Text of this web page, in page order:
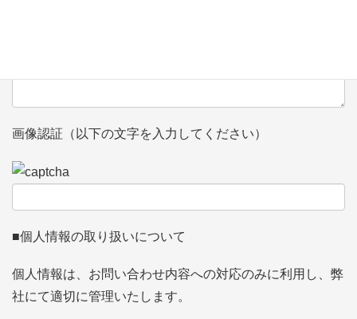
画像認証（以下の文字を入力してください）
■個人情報の取り扱いについて
個人情報は、お問い合わせ内容への対応のみに利用し、弊
社にて適切に管理いたします。